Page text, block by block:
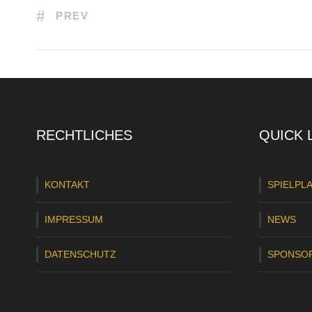
PREV
RECHTLICHES
KONTAKT
IMPRESSUM
DATENSCHUTZ
QUICK
NEWS